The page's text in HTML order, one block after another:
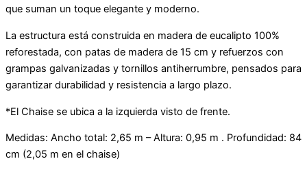
que suman un toque elegante y moderno.
La estructura está construida en madera de eucalipto 100%
reforestada, con patas de madera de 15 cm y refuerzos con
grampas galvanizadas y tornillos antiherrumbre, pensados para
garantizar durabilidad y resistencia a largo plazo.
*El Chaise se ubica a la izquierda visto de frente.
Medidas: Ancho total: 2,65 m – Altura: 0,95 m . Profundidad: 84
cm (2,05 m en el chaise)